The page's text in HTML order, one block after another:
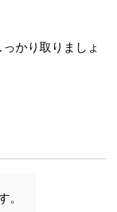
かり取りましょ
。